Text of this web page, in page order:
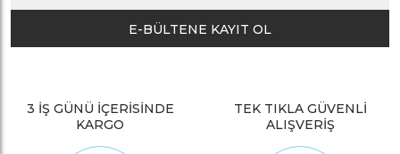
E-BÜLTENE KAYIT OL
3 İŞ GÜNÜ İÇERİSİNDE
KARGO
TEK TIKLA GÜVENLİ
ALIŞVERİŞ